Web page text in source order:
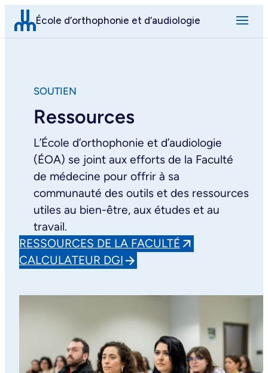
Aller
au
École d’orthophonie et d’audiologie
SOUTIEN
Ressources
L’École d’orthophonie et d’audiologie
(ÉOA) se joint aux efforts de la Faculté
de médecine pour offrir à sa
communauté des outils et des ressources
utiles au bien-être, aux études et au
travail.
RESSOURCES DE LA FACULTÉ
CALCULATEUR DGI